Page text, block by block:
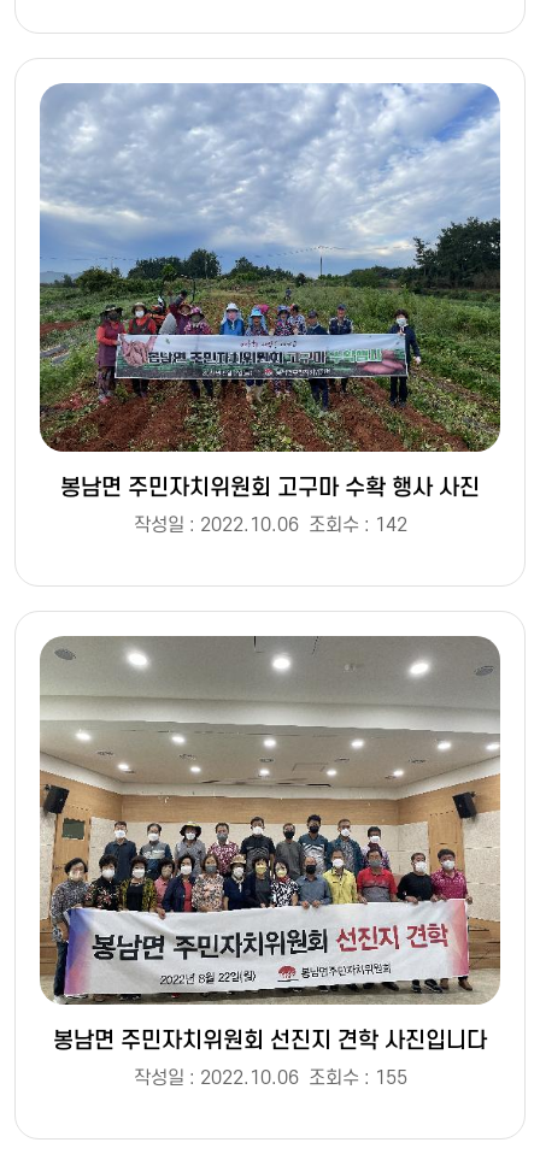
봉남면 주민자치위원회 고구마 수확 행사 사진
작성일 : 2022.10.06 조회수 : 142
봉남면 주민자치위원회 선진지 견학 사진입니다
작성일 : 2022.10.06 조회수 : 155